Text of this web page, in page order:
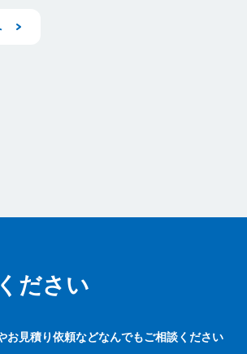
ださい
ださい
お見積り依頼などなんでもご相談ください